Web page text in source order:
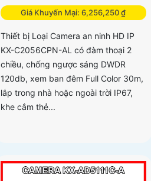
Giá Khuyến Mại: 6,256,250 ₫
Thiết bị Loại Camera an ninh HD IP
KX-C2056CPN-AL có đàm thoại 2
chiều, chống ngược sáng DWDR
120db, xem ban đêm Full Color 30m,
lắp trong nhà hoặc ngoài trời IP67,
khe cắm thẻ...